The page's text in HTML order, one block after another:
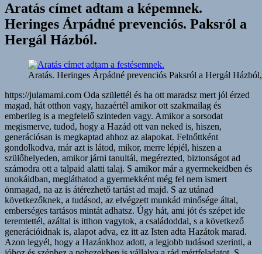
Aratás címet adtam a képemnek.
Heringes Árpádné prevenciós. Paksról a
Hergál Házból.
Aratás. Heringes Árpádné prevenciós Paksról a Hergál
https://julamami.com Oda születtél és ha ott maradsz mert jól érzed magad, hát otthon vagy, hazaértél amikor ott szakmailag és emberileg is a megfelelő szinteden vagy. Amikor a sorsodat megismerve, tudod, hogy a Hazád ott van neked is, hiszen, generációsan is megkaptad ahhoz az alapokat. Felnőttként gondolkodva, már azt is látod, mikor, merre lépjél, hiszen a szülőhelyeden, amikor járni tanultál, megérezted, biztonságot ad számodra ott a talpaid alatti talaj. S amikor már a gyermekeidben és unokáidban, megláthatod a gyermekként még fel nem ismert önmagad, na az is átérezhető tartást ad majd. S az utánad következőknek, a tudásod, az elvégzett munkád minősége által, emberséges tartásos mintát adhatsz. Úgy hát, ami jót és szépet ide teremtettél, azáltal is itthon vagytok, a családoddal, s a következő generációidnak is, alapot adva, ez itt az Isten adta Hazátok marad. Azon legyél, hogy a Hazánkhoz adott, a legjobb tudásod szerinti, a jóhoz és széphez a nehezekben is vállalva a rád mértfeladatot. S azáltal a bele teremtetteket, abban a jó minőségben, meg is tartsad és a családodnak is azt a mintát adjad. S amikor számodra az szükséges, azt abban a jó minőségben meg is tartsák, az éppen aktuálisan döntők és úgy is kapjad vissza, amikor arra szükséged van. Hiszen, önmagadért és a következő generációdnak, a jólétéért is, teremtetted azokat a Hazánkba és az Isten adta Néphez tartozva. Mindazért, szakmailag is sokat tettél, akár fizikai munkát is végeztél, hát meg is dolgoztál érte. Akkor is amikor, hivatást gyakoroltál, alkottál, a legjobb tudásod szerint. A Hazánk gyarapítására is figyelve, a jóhoz és a széphez, az önbecsülésed miatt az emberségeddel is adtál. Hiszen, abban a minőségben, ahogy oda teremtettél, úgy élni is lenne benne igényed, mivel, a saját Hazánk és rólunk, az Isten adta Népről szól. S a már beleteremtett, legjobb minőségünknek megfelelően, történjen a Hazánknak a vezetése, csupán az ahhoz értők gyakorolják azt. Amikor számunkra emberileg és szakmailag, szükséges az, nekünk is a legjobb minőséget nyújtsa. S bennünket megbecsülve azért, elsősorban rólunk szóljon mindaz, ami általunk került a Hazánkba, abban a legjobb, vagy kitűnő minőségében. S azáltal mi is becsüljük meg, őket, akik tesznek azért, hogy legyen bőség, a Hazánknak és az Isten adta Népnek. A megbecsültsége és a hírneve a többi országban is annak megfelelő legyen, ahogy mi azt felépítettük, azt abban a jó minőségben tartsák meg. Minden jó és szép általi gyarapodása a Hazánknak, bennünket az Isten adta Népet is szükséges, hogy annak megfelelően lásson el jóléttel. Az Isten adta Népért, minden körülmények között, a jót és a szépet tegyék meg, minden döntésük előtt, mindenről hitelesen tájékoztassák az Isten adta Népet. A döntéseiknek minden apró részleteiről tudnunk szükséges, hogy véleményezni tudjuk. S anélkül ne hozzanak döntéseket, hogy ne mondhassuk ki, a véleményünket, arra ami nekünk nem jót tenne. S azt is, adják meg, hogy minden szinten érthetően fogalmazzák meg és legyen lehetőségünk, hogy még megváltoztatható időben mondhassuk ki a nemet. Ahogy a jóval és széppel, bele teljesítettünk a Hazánkba, úgy is gyarapítson bennünket. S mint magánembereket bennünket is, a Hazánknak a gyarapodása által, azon a jó szinten tartson, a megérdemelt jólétünket biztosítsa. Ne magukat szolgálják ki, kérdezzék meg az Isten adta Népet és tudjuk adni a beleegyezésünket, ahhoz, hogy a megjelölt összegek közül, mekkora fizetést szavazzunk meg számukra. Ah, ha igyekeztél, az elvégzett, jó minőségű munkáddal, biztosítottad, a családodnak, a jó minőségű, megélhetését, azáltal is adtál bele a Hazánkba. Legyen megfelelő összege a nyugdíjnak ahhoz, hogy meg tudjunk élni belőle, tudjon róla az Isten adta Nép, hogy dönthessen még fiatalkorában róla. S aki még azon felül szeretné a nyugdíjának az összegét fokozni, tegyen azért külön bele a valamit, ami különleges és hitelesen nevesítő a Hazánkra. A gyermekeidnek, az életkoruknak megfelelő önbecsülésüket, mindig a saját idejükben, a legjobb tudásod szerint igyekezz biztosítani.ű Ne legyen különbség a tiszteletnek, alapként megadásánál a kislányok és a kisfiúk között. Ah, ha vezetést vállaltál fel, az Isten adta Népről, a Hazánkról, a sorsukról minden körülmények között, az emberséges tartásod szerint és gondolkodva döntsél. Amikor szükséges az előre megbeszéltek szerint, s azon túl is, velünk az Isten adta Néppel megbeszélteknek megfelelően, véleményezzél. Ne bízd azt másra, a családodon belül sem és a baráti körödben se, minden körülmények között, emberségesen és gondolkodó felelős vezetőként cselekedjél. S az Isten adta Népnek az alapban megjár, hogy a legjobb tudásod szerint, igyekezz, azt az alapjuknak biztosítani, ami az életük során az elérhető legjobb jólétüket jelenti. S arról biztosítsad az Isten adta Népet, hogy azt, amire akkor a legjobb tudásod szerint, képes vagy, az Isten adta Népnek is az elértjüknek megfelelő jó és kitűnő szintjén meg is történik. Azon legyél, hogy az életkoruknak megfelelő saját idejükben, ahhoz, tudjanak a tehetségünkből eredő tudásukkal, maguk is a jót és a szépet adni. S amikor majd már önmagukért is tudnak tenni, adjátok össze a tudásotokat. Többféle szinten lévőkkel beszéljétek át, s tudjatok arról, hogy mire van akkor éppen igénye, az Isten adta Népnek. Mindegyik döntő, az akkori saját legjobb tudását adhassa hozzá. Azáltal is átérezhesse, mit jelent számára az Isten adta Népnek a sikere. A saját döntése legyen, hogy mikor ad bele abba és mennyit tud akkor adni. Amiből majd amikor szüksége lesz arra, biztos lehet benne, hogy ugyanabban a minőségben azt ki is veheti. Amíg gyermekeknek bizonyulnak, ne várj tőlük felnőtt döntést és ne úgy ítéld meg őket. Ameddig legyél választ adó a kérdéseikre, amíg nagy szükség van ott rád, mint aki adni tud oda. Azáltal is érezzék, a tiszteletet, szeretetet és a biztonságot nyújtó törődést. A szülői felelősséget addig igyekezz a saját szinteden erősíteni, amíg arra szükség lesz. Úgy, hogy ne ess túlzásokba, az érintettek számára életszerű legyen az is. Ah, amíg ők maguk nem képesek arra, szülőként magad szerint, felvállalva azt tedd azt amire számukra ahhoz szükségük van. Ami szerinted és szerintük, a jó nevelésüket, gondolkodva biztosítani tudja, add meg időben, ne csupán szívesen és lelkesen. Hiszen közben, az önismeretük a helyére kerülhet általa és rátalálhatnak a racionális oldalukra. S azáltal is a családért és a Hazáért is képesek lesznek, tartásos emberekké fejlődni és úgy is teljesíteni. A szakmáddal, a szerinted teljesíthető jó munkaminőségeddel, a hivatásodat, emberségesen, hitelesen, gyakoroljad. Úgy azt a Hazánknak az emberséges formában maradásának a megtartásához, szerintem már hozzá is adtad. Miközben, tehetségből eredően, alkottál, az emberek által, az a gyakorlatban is megtapasztalva, hitelesítve lett. Amit feltaláltál és már összefüggésében látsz, azáltal, magad is, fejlődsz, amikor abból a szolgáltatásoddal adsz. S a Hazánkat is hitelesen nevesíted, mind azok által, akkor is ha nehezített az utad azáltal. Mert ha annak amit megteremtettél, a jóban és szépben alkalmazni igyekszel és azáltal a hitelességére is ügyelve élsz, kiemel az téged éppen a saját idődben. Helyén kezeled majd azt, hogy a szinteden meg is maradhatsz. S ahhoz képest fejlesztheted magadat, úgy az emberi méltóságodat megtartva élsz majd. S magad szerint tartásos emberré válsz, ha azt adtad, akár napi szinten is, amit, a legjobb tudásod szerint, akkor éppen tudtál. A saját Hazádban vagy már, ha bele adod azt, ami oda jár, mert adni születtünk mindannyian. S magad is, a családodnak, a talpuk alatti talajnak, mint a saját idejükben, a sorsukat építőknek, az alapjuknak szántál, az akkor azok által is, hasznukra lesz már. Az adni tudásnak az örömét megismerik, túlzásba nem viszik, hát át is vehetik és tovább is vihetik, az arra már éppen, emberileg is érett sarjaid. Azután, eljön az ideje annak, hogy a saját sorsukban, már a tudásukkal és az emberségükkel egy szinten vannak. Nem hagyják el az Isten adta Népet, magát a Hazát végleg. Hanem itt építik fel azt a minőségű életet, amit generációsan és a sorsuk szerint megérdemelnek. Annak az építésével lesz sikerélményük, adnak hozzá, hiszen, szerintem, adni születtünk és ide bele a saját Hazánkba és mindannyian. Szerintem, a Hazánkba adva, a saját idejében, hazaszeretővé is válhat, aki ide született. S akik meg a hovatartozásuk miatt érkeznek a Hazájukba tartozónak érezve magukat. S otthon is lehetnek mert bele is teremtenek, azzal megteremthetik azt az emberi minőségüket, ami által végleg, tisztelhetők lesznek itt. Eljutnak odáig, hogy ide teremtve, ugyan miért kívánnának elköltözni innen. Szerintem, inkább a megélik a nehezek, mint akik itt születtek. S az a hozzáértő vezetőket, emberileg és szakmailag is gondolkodásra készteti. Hiszen akkorra már ide születtek a gyermekeik, akik megalapozhatják a következő generációknak is, az eredetileg a Hazánkhoz tartozásukat. Kimondhatják, hogy akarnak -e ide úgy tartozni, hogy elsősorban, hozzánk tartozóknak mondják magukat. Hiszen adok - kapok, a jóból és szépből, hát szerintem, azáltal is, az egészséges körforgásban maradni igyekszünk. S azzal, tartást is adunk a Hazánkhoz mindannyian, emberségből vizsgáznak most a másokat utánzók. S fokozatosan, a saját emberi értékeinket erősítve élünk. A jó minőségű életünket, felépíteni igyekszünk, a saját életritmusunkban és tudásuknak megfelelően. S a továbbiakban is, figyelni szükséges a belső kontrollunknak az emberséges saját vizsgáinkra. Mert az emberséges és vagy a szakmai érettségünknek megfelelően tudunk dönteni. S mindezek mellett, a lelkiismeretünknek, a saját időnkben való figyelmeztetésére figyelve élünk. Azáltal is tartásosan élve, bármennyire is nehéz, nem fordulunk ki, se a álmaink megvalósításáért, sem a nagy pénzé